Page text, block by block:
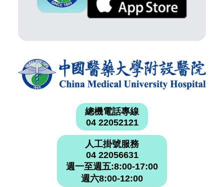
總機電話專線
04 22052121
人工掛號服務
04 22056631
週一至週五:8:00-17:00
週六8:00-12:00